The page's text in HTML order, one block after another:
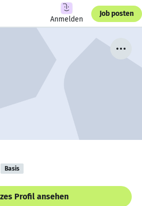
Anmelden
Job posten
Basis
Profil ansehen